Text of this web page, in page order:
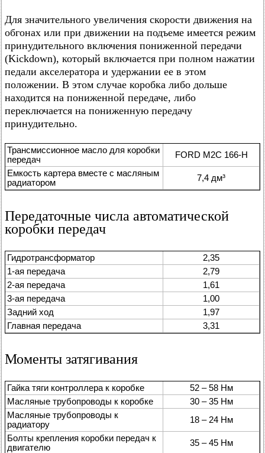
Для значительного увеличения скорости движения на
обгонах или при движении на подъеме имеется режим
принудительного включения пониженной передачи
(Kickdown), который включается при полном нажатии
педали акселератора и удержании ее в этом
положении. В этом случае коробка либо дольше
находится на пониженной передаче, либо
переключается на пониженную передачу
принудительно.
Трансмиссионное масло для коробки
передач
FORD M2C 166-H
Емкость картера вместе с масляным
радиатором
7,4 дм³
Передаточные числа автоматической
коробки передач
Гидротрансформатор
2,35
1-ая передача
2,79
2-ая передача
1,61
3-ая передача
1,00
Задний ход
1,97
Главная передача
3,31
Моменты затягивания
Гайка тяги контроллера к коробке
52 – 58 Нм
Масляные трубопроводы к коробке
30 – 35 Нм
Масляные трубопроводы к
радиатору
18 – 24 Нм
Болты крепления коробки передач к
двигателю
35 – 45 Нм